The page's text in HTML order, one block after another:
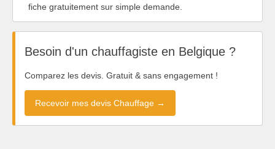
fiche gratuitement sur simple demande.
Besoin d'un chauffagiste en Belgique ?
Comparez les devis. Gratuit & sans engagement !
Recevoir mes devis Chauffage →